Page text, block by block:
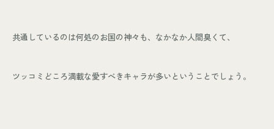
共通しているのは何処のお国の神々も、なかなか人間臭くて、
ツッコミどころ満載な愛すべきキャラが多いということでしょう。